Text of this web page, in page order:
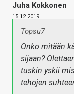
Juha Kokkonen
15.12.2019
Topsu7
Onko mitään
sijaan?
tuskin yskii
tehojen